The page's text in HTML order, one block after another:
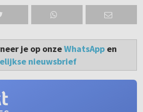
je op onzeWhatsAppen
nieuwsbrief